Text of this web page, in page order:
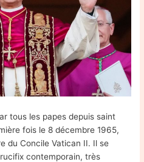
tous les papes depuis saint
fois le 8 décembre 1965,
du Concile Vatican II. Il se
contemporain, très